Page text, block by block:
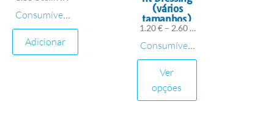
Consumíveis
Cremes
Adicionar
(vários
tamanhos)
1.20€ – 2.60€
com IVA
Consumíveis
Material de
Penso
Ver
opções